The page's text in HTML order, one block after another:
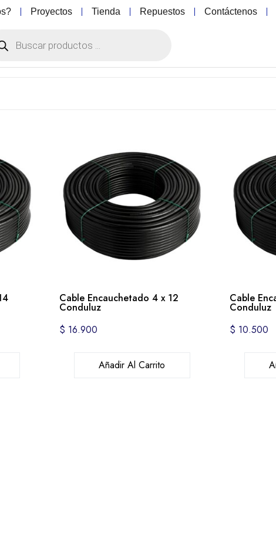
Proyectos Tienda Repuestos Contáctenos
Cable Encauchetado 4 x 12
Conduluz
$ 16.900
Añadir Al Carrito
Cable
Conduluz
$ 10.500